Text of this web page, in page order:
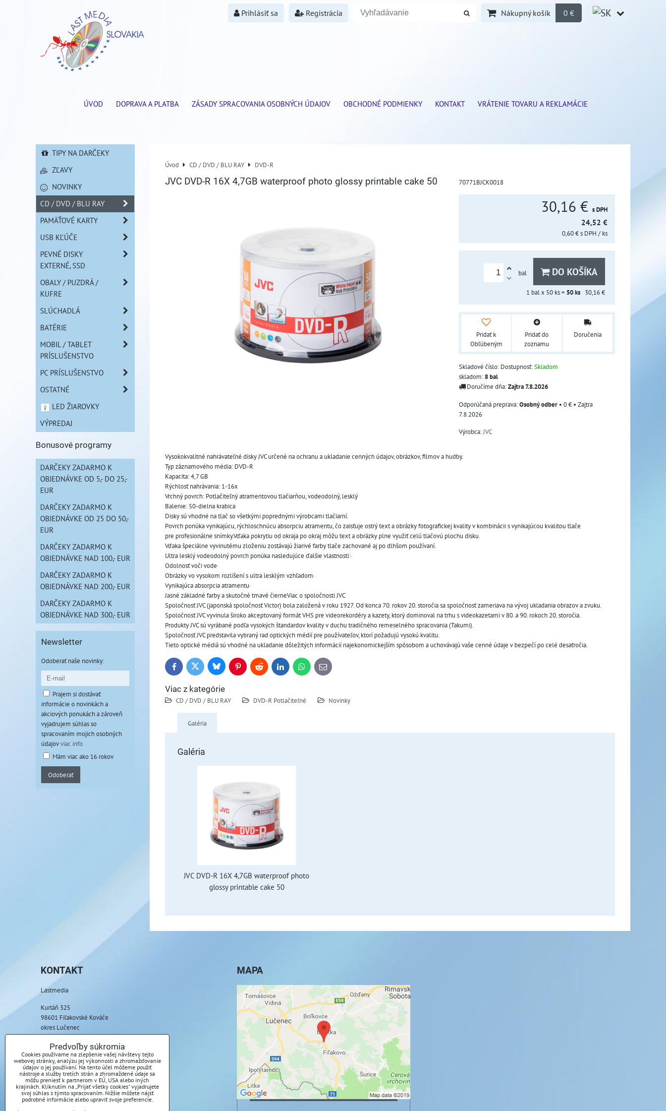
Prihlásiť sa Registrácia Nákupný košík 0 €
ÚVOD DOPRAVA A PLATBA ZÁSADY SPRACOVANIA OSOBNÝCH ÚDAJOV OBCHODNÉ PODMIENKY KONTAKT VRÁTENIE TOVARU A REKLAMÁCIE
Úvod CD / DVD / BLU RAY DVD-R
JVC DVD-R 16X 4,7GB waterproof photo glossy printable cake 50 70771BJCK0018
30,16 € s DPH
24,52 €
0,60 €s DPH / ks
bal DO KOŠÍKA
1 bal x 50 ks = 50ks 30,16 €
Pridať k
Obľúbeným
Pridať do
zoznamu
Doručenia
Skladové číslo: Dostupnosť:Skladom
skladom:8bal
Doručíme dňa:Zajtra7.8.2026
Osobný odber • 0 € • Zajtra
7.8.2026
Výrobca:JVC
Vysokokvalitné nahrávateľné disky JVC určené na ochranu a ukladanie cenných údajov, obrázkov, filmov a hudby.
Typ záznamového média: DVD-R
Kapacita: 4,7 GB
Rýchlosť nahrávania: 1-16x
Vrchný povrch: Potlačiteľný atramentovou tlačiarňou, vodeodolný, lesklý
Balenie: 50-dielna krabica
Disky sú vhodné na tlač so všetkými poprednými výrobcami tlačiarní.
Povrch ponúka vynikajúcu, rýchloschnúcu absorpciu atramentu, čo zaisťuje ostrý text a obrázky fotografickej kvality v kombinácii s vynikajúcou kvalitou tlače
pre profesionálne snímky.Vďaka pokrytiu od okraja po okraj môžu text a obrázky plne využiť celú tlačovú plochu disku.
Vďaka špeciálne vyvinutému zloženiu zostávajú žiarivé farby tlače zachované aj po dlhšom používaní.
Ultra lesklý vodeodolný povrch ponúka nasledujúce ďalšie vlastnosti:·
Odolnosť voči vode·
Obrázky vo vysokom rozlíšení s ultra lesklým vzhľadom·
Vynikajúca absorpcia atramentu·
Jasné základné farby a skutočné tmavé čierneViac o spoločnosti JVC
Spoločnosť JVC (japonská spoločnosť Victor) bola založená v roku 1927. Od konca 70. rokov 20. storočia sa spoločnosť zameriava na vývoj ukladania obrazov a zvuku.
Spoločnosť JVC vyvinula široko akceptovaný formát VHS pre videorekordéry a kazety, ktorý dominoval na trhu s videokazetami v 80. a 90. rokoch 20. storočia.
Produkty JVC sú vyrábané podľa vysokých štandardov kvality v duchu tradičného remeselného spracovania (Takumi).
Spoločnosť JVC predstavila vybraný rad optických médií pre používateľov, ktorí požadujú vysokú kvalitu.
Tieto optické médiá sú vhodné na ukladanie dôležitých informácií najekonomickejším spôsobom a uchovávajú vaše cenné údaje v bezpečí po celé desaťročia.
FacebookTwitter BlueskyPinterestReddit LinkedInWhatsApp
E-
mail
Viac z kategórie
CD / DVD / BLU RAY DVD-R Potlačiteľné Novinky
Galéria
Galéria
JVC DVD-R 16X 4,7GB waterproof photo
glossy printable cake 50
TIPY NA DARČEKY
ZĽAVY
NOVINKY
CD / DVD / BLU RAY
PAMÄŤOVÉ KARTY
USB KĽÚČE
PEVNÉ DISKY
EXTERNÉ, SSD
OBALY / PUZDRÁ /
KUFRE
SLÚCHADLÁ
BATÉRIE
MOBIL / TABLET
PRÍSLUŠENSTVO
PC PRÍSLUŠENSTVO
OSTATNÉ
LED ŽIAROVKY
VÝPREDAJ
Bonusové programy
DARČEKY ZADARMO K
OBJEDNÁVKE OD 5,- DO 25,-
EUR
DARČEKY ZADARMO K
OBJEDNÁVKE OD 25 DO 50,-
EUR
DARČEKY ZADARMO K
OBJEDNÁVKE NAD 100,- EUR
DARČEKY ZADARMO K
OBJEDNÁVKE NAD 200,- EUR
DARČEKY ZADARMO K
OBJEDNÁVKE NAD 300,- EUR
Newsletter
Odoberať naše novinky:
Prajem si dostávať
informácie o novinkách a
akciových ponukách a zároveň
vyjadrujem súhlas so
spracovaním mojich osobných
údajovviac info
Mám viac ako 16 rokov
Odoberať
KONTAKT
Lastmedia
Kurtáň 325
98601 Fiľakovské Kováče
okres Lučenec
Telefón:
+421 917 085 369
E-mail:
info@lastmedia.sk
MAPA
Externý obsah je blokovaný Voľbami
súkromia
Prajete si načítať externý obsah?
Povoliť tentokrát
Povoliť a zapamätať - súhlas s druhom cookie:
Funkčné
Predvoľby súkromia
Cookies používame na zlepšenie vašej návštevy tejto
webovej stránky, analýzu jej výkonnosti a zhromažďovanie
údajov o jej používaní. Na tento účel môžeme použiť
nástroje a služby tretích strán a zhromaždené údaje sa
môžu preniesť k partnerom v EÚ, USA alebo iných
krajinách. Kliknutím na „Prijať všetky cookies“ vyjadrujete
svoj súhlas s týmto spracovaním. Nižšie môžete nájsť
podrobné informácie alebo upraviť svoje preferencie.